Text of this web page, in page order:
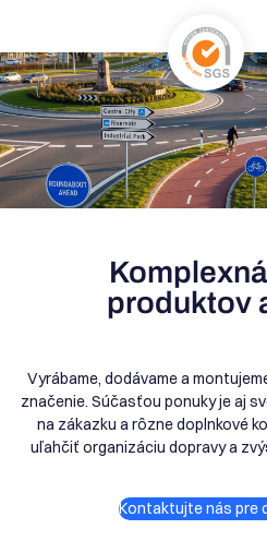
Naše
produktov
Vyrábame, dodávame a
značenie. Súčasťou ponuky je aj
na zákazku a rôzne doplnkové
uľahčiť organizáciu dopravy a
Kontaktujte nás pre